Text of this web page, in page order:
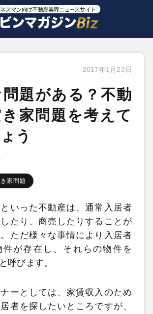
2017年1月22日
題がある？不動
家問題を考えて
う
家問題
いった不動産は、通常入居者
たり、商売したりすることが
ただ様々な事情により入居者
件が存在し、それらの物件を
呼びます。
ーとしては、家賃収入のため
者を探したいところですが、